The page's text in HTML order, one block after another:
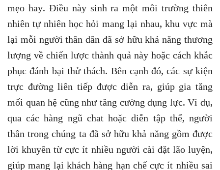
mẹo hay. Điều này sinh ra một môi trường thiên
nhiên tự nhiên học hỏi mang lại nhau, khu vực mà
lại mỗi người thân dân đã sở hữu khả năng thương
lượng về chiến lược thành quả này hoặc cách khắc
phục đánh bại thử thách. Bên cạnh đó, các sự kiện
trực đường liên tiếp được diễn ra, giúp gia tăng
mối quan hệ cũng như tăng cường đụng lực. Ví dụ,
qua các hàng ngũ chat hoặc diễn tập thể, người
thân trong chúng ta đã sở hữu khả năng gồm được
lời khuyên từ cực ít nhiều người cài đặt lão luyện,
giúp mang lại khách hàng hạn chế cực ít nhiều sai